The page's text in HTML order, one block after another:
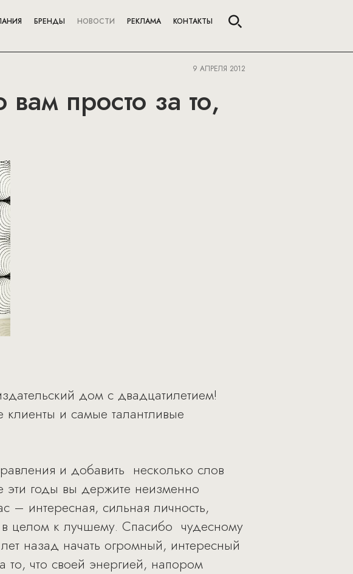
БРЕНДЫ НОВОСТИ РЕКЛАМА КОНТАКТЫ
9 АПРЕЛЯ 2012
просто за то,
дом с двадцатилетием!
клиенты и самые талантливые
и добавить несколько слов
эти годы вы держите неизменно
– интересная, сильная личность,
целом к лучшему. Спасибо чудесному
назад начать огромный, интересный
что своей энергией, напором